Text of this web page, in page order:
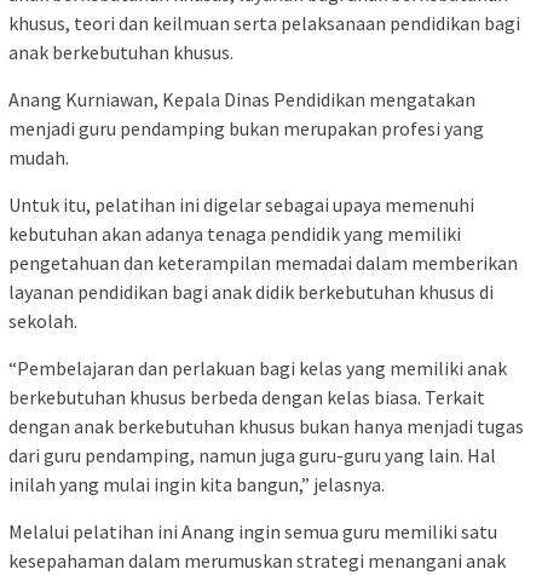
khusus, teori dan keilmuan serta pelaksanaan pendidikan bagi
anak berkebutuhan khusus.
Anang Kurniawan, Kepala Dinas Pendidikan mengatakan
menjadi guru pendamping bukan merupakan profesi yang
mudah.
Untuk itu, pelatihan ini digelar sebagai upaya memenuhi
kebutuhan akan adanya tenaga pendidik yang memiliki
pengetahuan dan keterampilan memadai dalam memberikan
layanan pendidikan bagi anak didik berkebutuhan khusus di
sekolah.
“Pembelajaran dan perlakuan bagi kelas yang memiliki anak
berkebutuhan khusus berbeda dengan kelas biasa. Terkait
dengan anak berkebutuhan khusus bukan hanya menjadi tugas
dari guru pendamping, namun juga guru-guru yang lain. Hal
inilah yang mulai ingin kita bangun,” jelasnya.
Melalui pelatihan ini Anang ingin semua guru memiliki satu
kesepahaman dalam merumuskan strategi menangani anak